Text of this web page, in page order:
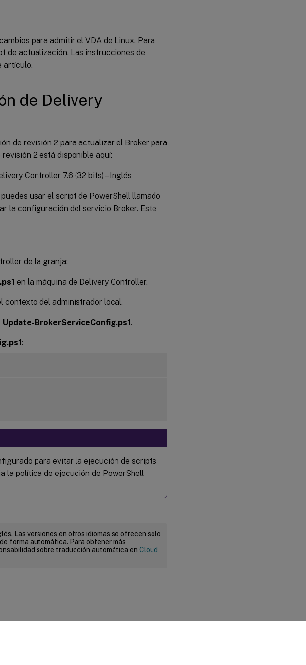
para admitir el VDA de Linux. Para
de actualización. Las instrucciones de
artículo.
de Delivery
de revisión 2 para actualizar el Broker para
2 está disponible aquí:
Controller 7.6 (32 bits) – Inglés
usar el script de PowerShell llamado
la configuración del servicio Broker. Este
de la granja:
en la máquina de Delivery Controller.
contexto del administrador local.
Update-BrokerServiceConfig.ps1.
:
para evitar la ejecución de scripts
la política de ejecución de PowerShell
Las versiones en otros idiomas se ofrecen solo
forma automática. Para obtener más
sobre traducción automática en Cloud